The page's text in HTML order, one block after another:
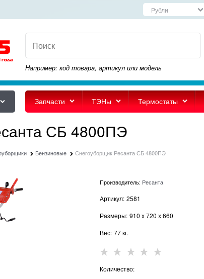
Например: код товара, артикул или модель
Запчасти ТЭНы Термостаты
СБ 4800ПЭ
Бензиновые Снегоуборщик Ресанта СБ 4800ПЭ
Производитель: Ресанта
Артикул: 2581
Размеры: 910 x720 x660
Вес: 77кг.
Количество: